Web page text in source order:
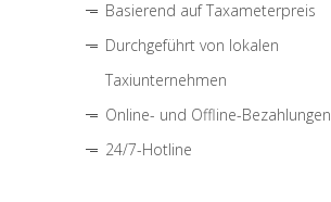
Basierend auf Taxameterpreis
Durchgeführt von lokalen
Taxiunternehmen
Online- und Offline-Bezahlungen
24/7-Hotline